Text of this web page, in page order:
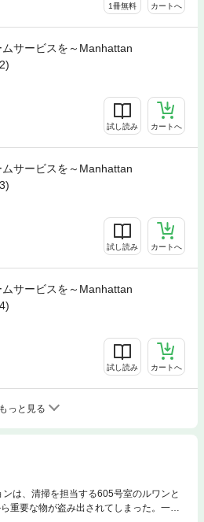
1冊無料 カートへ
ムサービスを～Manhattan
試し読み カートへ
ムサービスを～Manhattan
試し読み カートへ
ムサービスを～Manhattan
試し読み カートへ
もっと見る
は、清掃を担当する605号室のルワンと
重要な物が盗み出されてしまった。一度